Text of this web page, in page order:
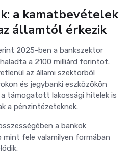
a kamatbevételek
államtól érkezik
2025-ben a bankszektor
a 2100 milliárd forintot.
az állami szektorból
és jegybanki eszközökön
támogatott lakossági hitelek is
a pénzintézeteknek.
a bankok
fele valamilyen formában